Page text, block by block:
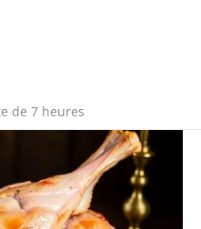
de 7 heures